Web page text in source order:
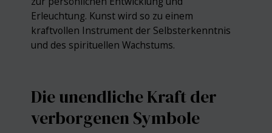
Erleuchtung. Kunst wird so zu einem
kraftvollen Instrument der Selbsterkenntnis
und des spirituellen Wachstums.
Die unendliche Kraft der
verborgenen Symbole